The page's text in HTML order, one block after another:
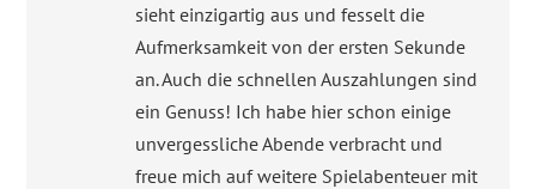
sieht einzigartig aus und fesselt die
Aufmerksamkeit von der ersten Sekunde
an. Auch die schnellen Auszahlungen sind
ein Genuss! Ich habe hier schon einige
unvergessliche Abende verbracht und
freue mich auf weitere Spielabenteuer mit